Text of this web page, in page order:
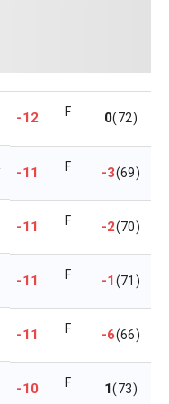
-12 F 0(72)
-11 F -3(69)
-11 F -2(70)
-11 F -1(71)
-11 F -6(66)
-10 F 1(73)